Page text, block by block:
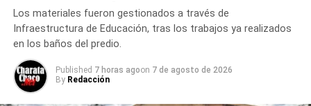
más expuestos a la competencia externa.
Apoyo del peronismo y
tensiones internas
Los materiales fueron gestionados a través de
Infraestructura de Educación, tras los trabajos ya realizados
en los baños del predio.
Published 7 horas agoon 7 de agosto de 2026
By Redacción